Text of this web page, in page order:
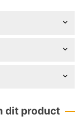
dit product